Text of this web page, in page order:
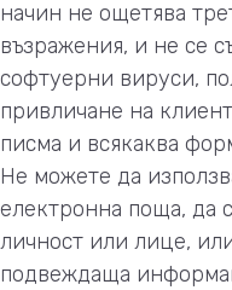
начин не ощетява
възражения, и не се
софтуерни вируси,
привличане на
писма и всякаква
Не можете да
електронна поща, да
личност или лице,
подвеждаща